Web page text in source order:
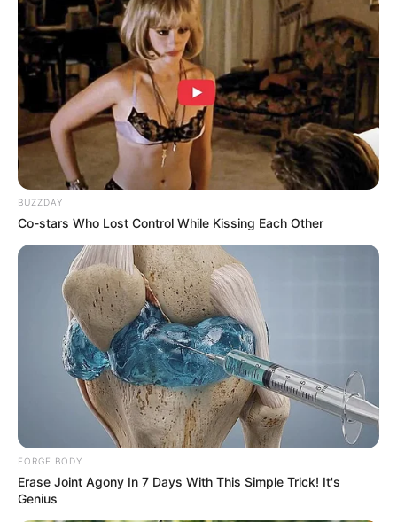
Think You Know FIFA 2026? These Facts May
Surprise You
BRAINBERRIES
Remember This Kick-Ass Star? See His Shocking
Transformation
BRAINBERRIES
2025’s Most Impactful Celebrity Farewells
BRAINBERRIES
BUZZDAY
Co-stars Who Lost Control While Kissing Each Other
FORGE BODY
Erase Joint Agony In 7 Days With This Simple Trick! It's
Genius